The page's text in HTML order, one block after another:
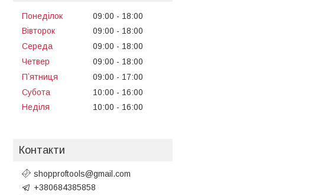
Понеділок 09:00
18:00
Вівторок
09:00
18:00
Середа
09:00
18:00
Четвер
09:00
18:00
Пʼятниця
09:00
17:00
Субота
10:00
16:00
Неділя
10:00 16:00
Контакти
shopproftools@gmail.com
+380684385858